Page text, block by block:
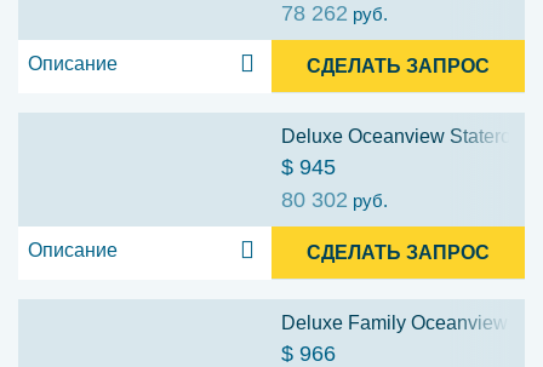
78 262 руб.
Описание СДЕЛАТЬ ЗАПРОС
Deluxe Oceanview
$ 945
80 302 руб.
Описание СДЕЛАТЬ ЗАПРОС
Deluxe Family Oceanview
$ 966